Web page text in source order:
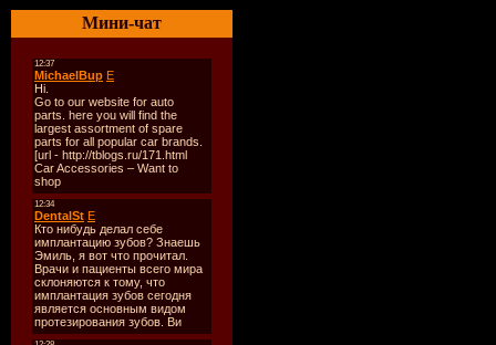
Мини-чат